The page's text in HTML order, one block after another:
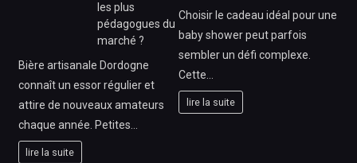
les plus
pédagogues du
marché ?
Bière artisanale Dordogne
connaît un essor régulier et
attire de nouveaux amateurs
chaque année. Petites…
lire la suite
Choisir le cadeau idéal pour une
baby shower peut parfois
sembler un défi complexe.
Cette…
lire la suite